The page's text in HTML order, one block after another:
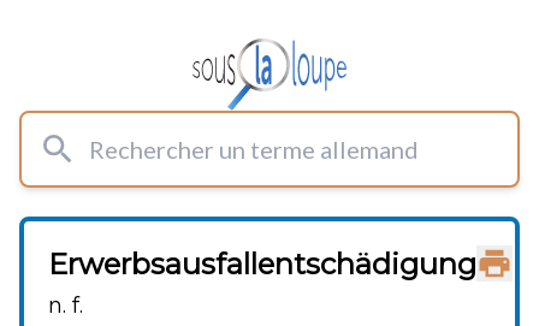
Rechercher un terme allemand
Erwerbsausfallentschädigung
n. f.